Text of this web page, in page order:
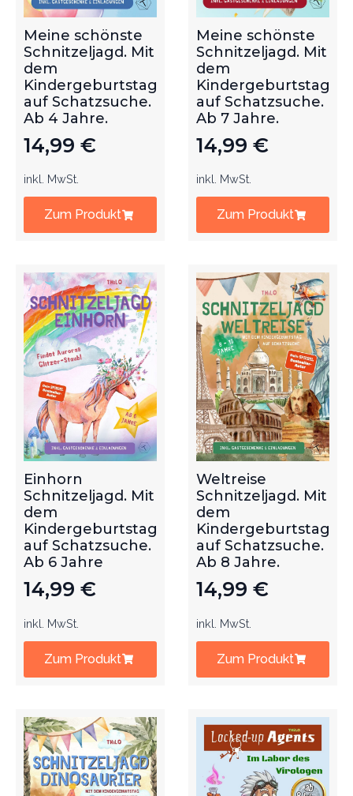
Meine schönste
Schnitzeljagd. Mit
dem
Kindergeburtstag
auf Schatzsuche.
Ab 4 Jahre.
14,99 €
inkl. MwSt.
Zum Produkt
Meine schönste
Schnitzeljagd. Mit
dem
Kindergeburtstag
auf Schatzsuche.
Ab 7 Jahre.
14,99 €
inkl. MwSt.
Zum Produkt
Einhorn
Schnitzeljagd. Mit
dem
Kindergeburtstag
auf Schatzsuche.
Ab 6 Jahre
14,99 €
inkl. MwSt.
Zum Produkt
Weltreise
Schnitzeljagd. Mit
dem
Kindergeburtstag
auf Schatzsuche.
Ab 8 Jahre.
14,99 €
inkl. MwSt.
Zum Produkt